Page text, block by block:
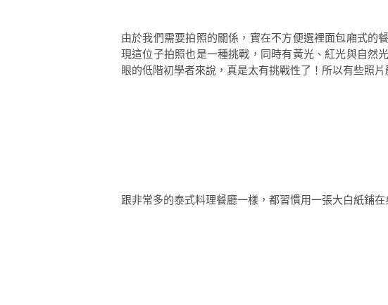
由於我們需要拍照的關係，實在不方便選裡面包廂式的
現這位子拍照也是一種挑戰，同時有黃光、紅光與自然
眼的低階初學者來說，真是太有挑戰性了！所以有些照
跟非常多的泰式料理餐廳一樣，都習慣用一張大白紙鋪